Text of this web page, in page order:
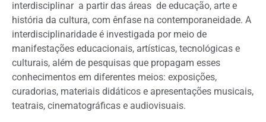
interdisciplinar a partir das áreas de educação, arte e
história da cultura, com ênfase na contemporaneidade. A
interdisciplinaridade é investigada por meio de
manifestações educacionais, artísticas, tecnológicas e
culturais, além de pesquisas que propagam esses
conhecimentos em diferentes meios: exposições,
curadorias, materiais didáticos e apresentações musicais,
teatrais, cinematográficas e audiovisuais.